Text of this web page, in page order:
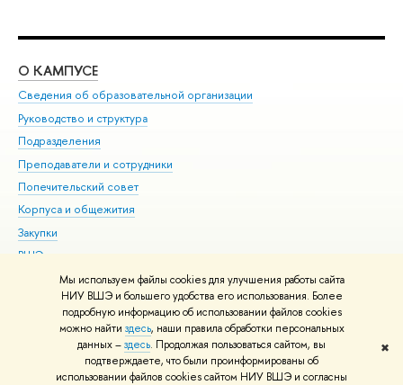
Мы используем файлы cookies для улучшения работы сайта
НИУ ВШЭ и большего удобства его использования. Более
подробную информацию об использовании файлов cookies
можно найти здесь, наши правила обработки персональных
данных –здесь. Продолжая пользоваться сайтом, вы
подтверждаете, что были проинформированы об
использовании файлов cookies сайтом НИУ ВШЭ и согласны
✖
О КАМПУСЕ
Сведения об образовательной организации
Руководство и структура
Подразделения
Преподаватели и сотрудники
Попечительский совет
Корпуса и общежития
Закупки
ВШЭ для студентов с ограниченными возможностями
здоровья и инвалидностью
Версия для слабовидящих
Единая платежная страница
© НИУ ВШЭ 1993–2026 Адреса и контакты Условия использования